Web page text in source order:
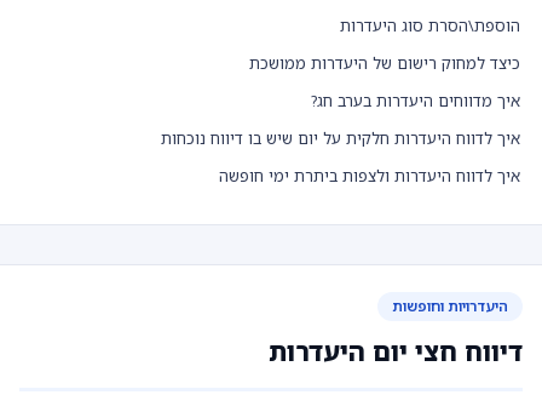
הוספת\הסרת סוג היעדרות
כיצד למחוק רישום של היעדרות ממושכת
איך מדווחים היעדרות בערב חג?
איך לדווח היעדרות חלקית על יום שיש בו דיווח נוכחות
איך לדווח היעדרות ולצפות ביתרת ימי חופשה
היעדרויות וחופשות
דיווח חצי יום היעדרות